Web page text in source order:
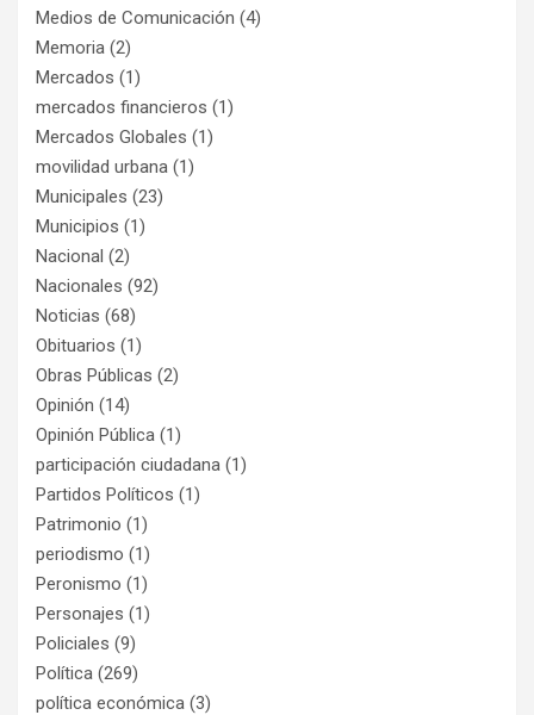
Medios de Comunicación (4)
Memoria (2)
Mercados (1)
mercados financieros (1)
Mercados Globales (1)
movilidad urbana (1)
Municipales (23)
Municipios (1)
Nacional (2)
Nacionales (92)
Noticias (68)
Obituarios (1)
Obras Públicas (2)
Opinión (14)
Opinión Pública (1)
participación ciudadana (1)
Partidos Políticos (1)
Patrimonio (1)
periodismo (1)
Peronismo (1)
Personajes (1)
Policiales (9)
Política (269)
política económica (3)